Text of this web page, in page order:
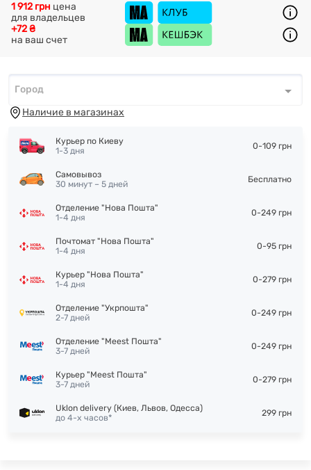
+72 ₴
на ваш счет
1 912 грн цена
для владельцев
Город*
Город
Наличие в магазинах
Курьер по Киеву
1-3 дня
0-109 грн
Самовывоз
30 минут – 5 дней
Бесплатно
Отделение "Нова Пошта"
1-4 дня
0-249 грн
Почтомат "Нова Пошта"
1-4 дня
0-95 грн
Курьер "Нова Пошта"
1-4 дня
0-279 грн
Отделение "Укрпошта"
2-7 дней
0-249 грн
Отделение "Meest Пошта"
3-7 дней
0-249 грн
Курьер "Meest Пошта"
3-7 дней
0-279 грн
Uklon delivery (Киев, Львов, Одесса)
до 4-х часов*
299 грн